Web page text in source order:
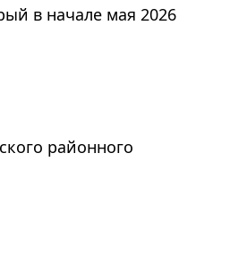
в начале мая 2026
районного